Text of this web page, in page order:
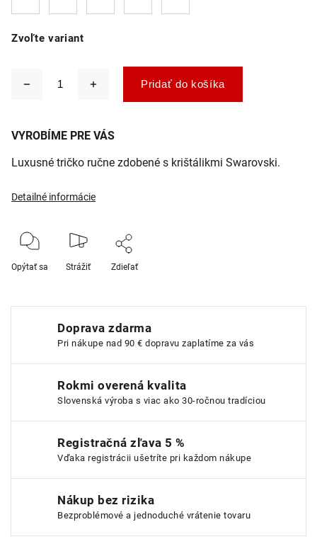
Zvoľte variant
Pridať do košíka
VYROBÍME PRE VÁS
Luxusné tričko ručne zdobené s krištálikmi Swarovski.
Detailné informácie
Opýtať sa Strážiť Zdieľať
Doprava zdarma
Pri nákupe nad 90 € dopravu zaplatíme za vás
Rokmi overená kvalita
Slovenská výroba s viac ako 30-ročnou tradíciou
Registračná zľava 5 %
Vďaka registrácii ušetríte pri každom nákupe
Nákup bez rizika
Bezproblémové a jednoduché vrátenie tovaru